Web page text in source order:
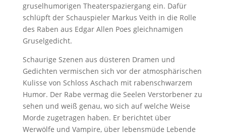
gruselhumorigen Theaterspaziergang ein. Dafür
schlüpft der Schauspieler Markus Veith in die Rolle
des Raben aus Edgar Allen Poes gleichnamigen
Gruselgedicht.
Schaurige Szenen aus düsteren Dramen und
Gedichten vermischen sich vor der atmosphärischen
Kulisse von Schloss Aschach mit rabenschwarzem
Humor. Der Rabe vermag die Seelen Verstorbener zu
sehen und weiß genau, wo sich auf welche Weise
Morde zugetragen haben. Er berichtet über
Werwölfe und Vampire, über lebensmüde Lebende